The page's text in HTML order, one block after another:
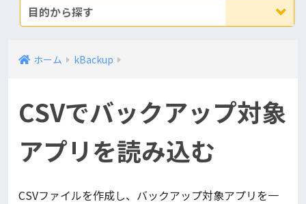
目的から探す
ホーム kBackup
CSVでバックアップ対象
アプリを読み込む
CSVファイルを作成し、バックアップ対象アプリを一